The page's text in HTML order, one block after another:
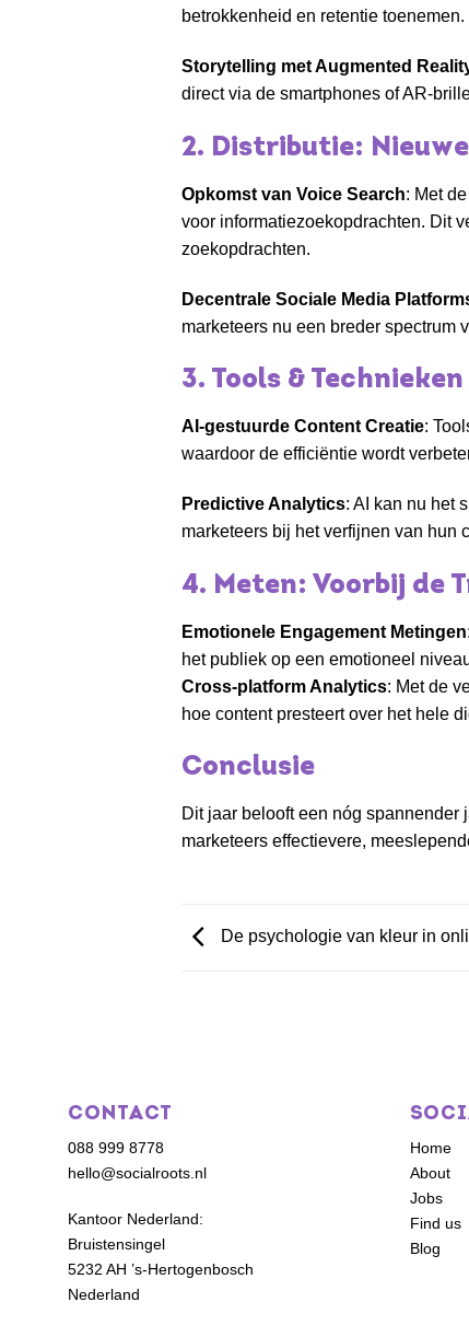
betrokkenheid en retentie toenemen.
Storytelling met Augmented
direct via de smartphones of AR-
2. Distributie:
Opkomst van Voice Search: Met
voor informatiezoekopdrachten. Dit
zoekopdrachten.
Decentrale Sociale Media
marketeers nu een breder spectrum
3. Tools &
AI-gestuurde Content Creatie:
waardoor de efficiëntie wordt
Predictive Analytics: AI kan nu het
marketeers bij het verfijnen van hun
4. Meten: Voorbij de
Emotionele Engagement Metingen
het publiek op een emotioneel
Cross-platform Analytics: Met de
hoe content presteert over het hele
Conclusie
Dit jaar belooft een nóg spannender
marketeers effectievere,
De psychologie van kleur in
CONTACT
088 999 8778
hello@socialroots.nl
Kantoor Nederland:
Bruistensingel
5232 AH ’s-Hertogenbosch
Nederland
Home
About
Jobs
Find us
Blog